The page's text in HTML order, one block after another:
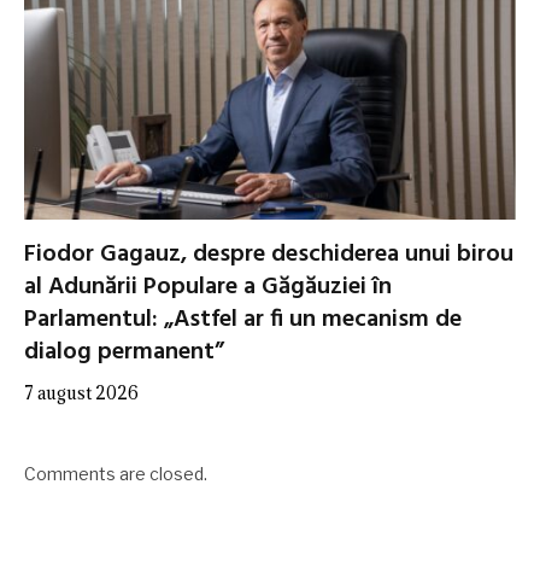
Fiodor Gagauz, despre deschiderea unui birou
al Adunării Populare a Găgăuziei în
Parlamentul: „Astfel ar fi un mecanism de
dialog permanent”
7 august 2026
Comments are closed.